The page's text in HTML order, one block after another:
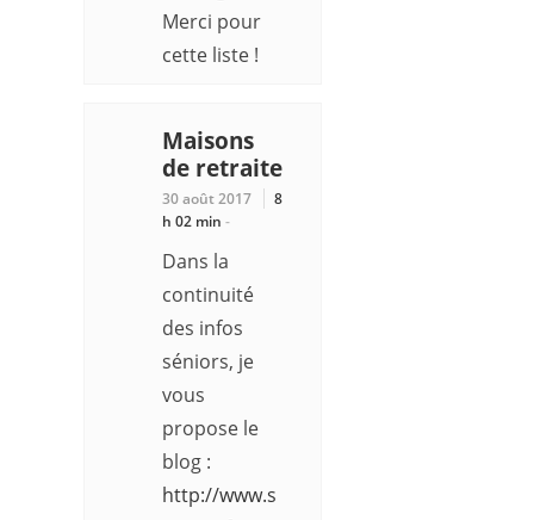
Merci pour
cette liste !
Maisons
de retraite
30 août 2017
8
h 02 min -
Dans la
continuité
des infos
séniors, je
vous
propose le
blog :
http://www.s